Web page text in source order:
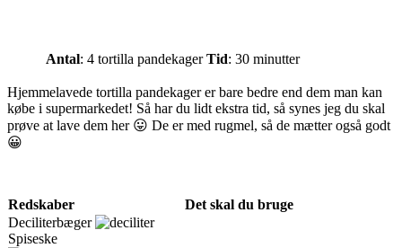
Antal: 4 tortilla pandekager Tid: 30 minutter
Hjemmelavede tortilla pandekager er bare bedre end dem man kan
købe i supermarkedet! Så har du lidt ekstra tid, så synes jeg du skal
prøve at lave dem her 😛 De er med rugmel, så de mætter også godt
😀
Redskaber
Det skal du bruge
Deciliterbæger
Spiseske